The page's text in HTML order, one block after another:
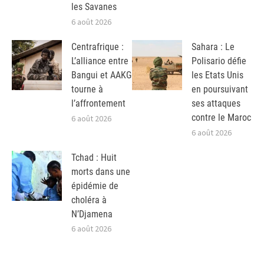
les Savanes
6 août 2026
Centrafrique :
L’alliance entre
Bangui et AAKG
tourne à
l’affrontement
6 août 2026
Sahara : Le
Polisario défie
les Etats Unis
en poursuivant
ses attaques
contre le Maroc
6 août 2026
Tchad : Huit
morts dans une
épidémie de
choléra à
N’Djamena
6 août 2026